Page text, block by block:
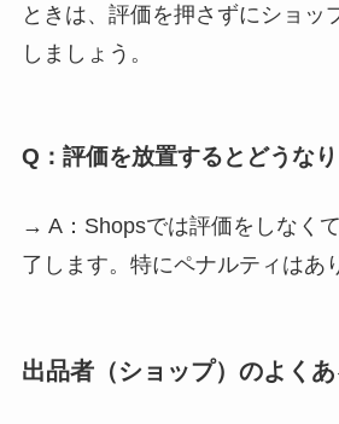
ときは、評価を押さずにショッ
しましょう。
Q：評価を放置するとどうな
→ A：Shopsでは評価をしなく
了します。特にペナルティはあ
出品者（ショップ）のよく